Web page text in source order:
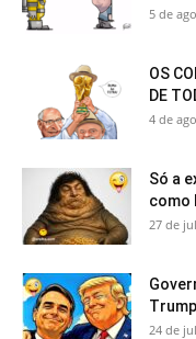
5 de
OS
DE
4 de
Só a
como
27 de
24 de